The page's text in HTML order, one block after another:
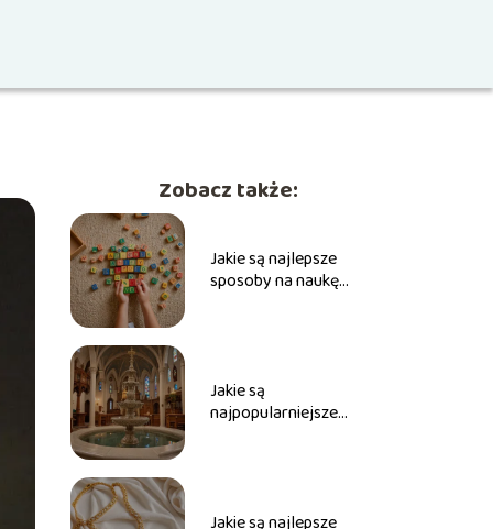
Zobacz także:
Jakie są najlepsze
sposoby na naukę
Jakie są
najpopularniejsze
Jakie są najlepsze